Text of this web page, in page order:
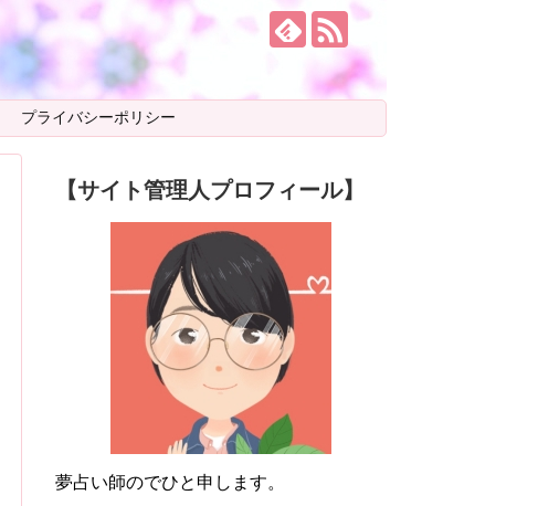
プライバシーポリシー
【サイト管理人プロフィール】
夢占い師のでひと申します。